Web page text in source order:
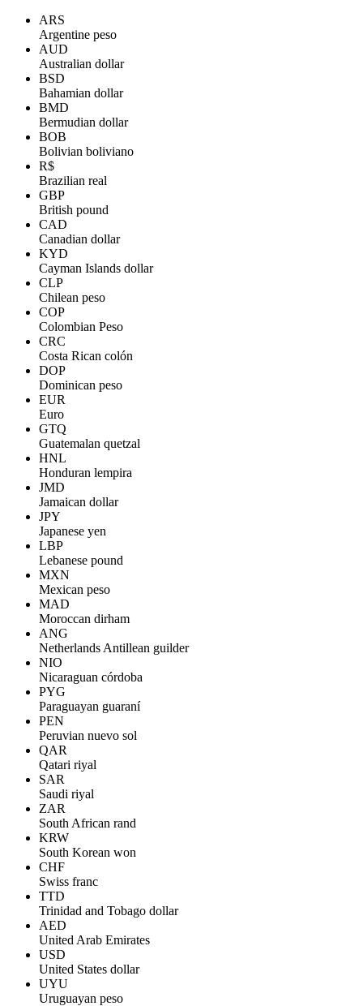
ARS
Argentine peso
AUD
Australian dollar
BSD
Bahamian dollar
BMD
Bermudian dollar
BOB
Bolivian boliviano
R$
Brazilian real
GBP
British pound
CAD
Canadian dollar
KYD
Cayman Islands dollar
CLP
Chilean peso
COP
Colombian Peso
CRC
Costa Rican colón
DOP
Dominican peso
EUR
Euro
GTQ
Guatemalan quetzal
HNL
Honduran lempira
JMD
Jamaican dollar
JPY
Japanese yen
LBP
Lebanese pound
MXN
Mexican peso
MAD
Moroccan dirham
ANG
Netherlands Antillean guilder
NIO
Nicaraguan córdoba
PYG
Paraguayan guaraní
PEN
Peruvian nuevo sol
QAR
Qatari riyal
SAR
Saudi riyal
ZAR
South African rand
KRW
South Korean won
CHF
Swiss franc
TTD
Trinidad and Tobago dollar
AED
United Arab Emirates
USD
United States dollar
UYU
Uruguayan peso